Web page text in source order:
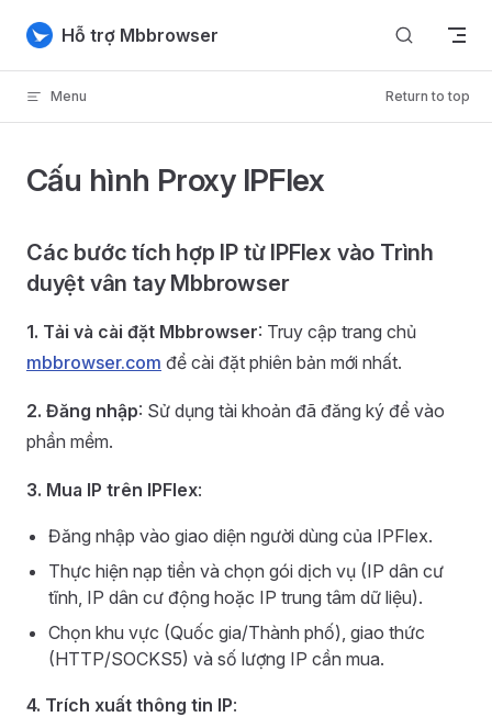
Skip to content
Hỗ trợ Mbbrowser
Menu Return to top
Cấu hình Proxy IPFlex
Các bước tích hợp IP từ IPFlex vào Trình
duyệt vân tay Mbbrowser
1. Tải và cài đặt Mbbrowser: Truy cập trang chủ
mbbrowser.com để cài đặt phiên bản mới nhất.
2. Đăng nhập: Sử dụng tài khoản đã đăng ký để vào
phần mềm.
3. Mua IP trên IPFlex:
Đăng nhập vào giao diện người dùng của IPFlex.
Thực hiện nạp tiền và chọn gói dịch vụ (IP dân cư
tĩnh, IP dân cư động hoặc IP trung tâm dữ liệu).
Chọn khu vực (Quốc gia/Thành phố), giao thức
(HTTP/SOCKS5) và số lượng IP cần mua.
4. Trích xuất thông tin IP: